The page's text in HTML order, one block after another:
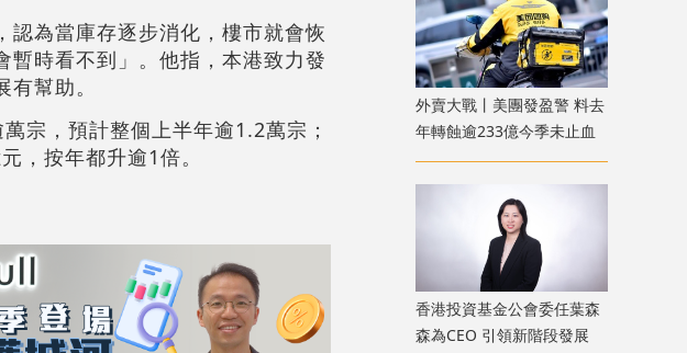
認為當庫存逐步消化，樓市就會恢
時看不到」。他指，本港致力發
幫助。
宗，預計整個上半年逾1.2萬宗；
，按年都升逾1倍。
外賣大戰丨美團發盈警 料去
年轉蝕逾233億今季未止血
香港投資基金公會委任葉森
森為CEO 引領新階段發展